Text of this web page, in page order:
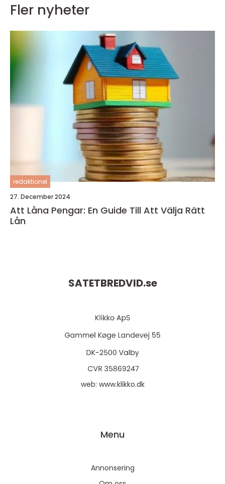
Fler nyheter
redaktionel
27. December 2024
Att Låna Pengar: En Guide Till Att Välja Rätt
Lån
SATETBREDVID.se
web: www.klikko.dk
Menu
Annonsering